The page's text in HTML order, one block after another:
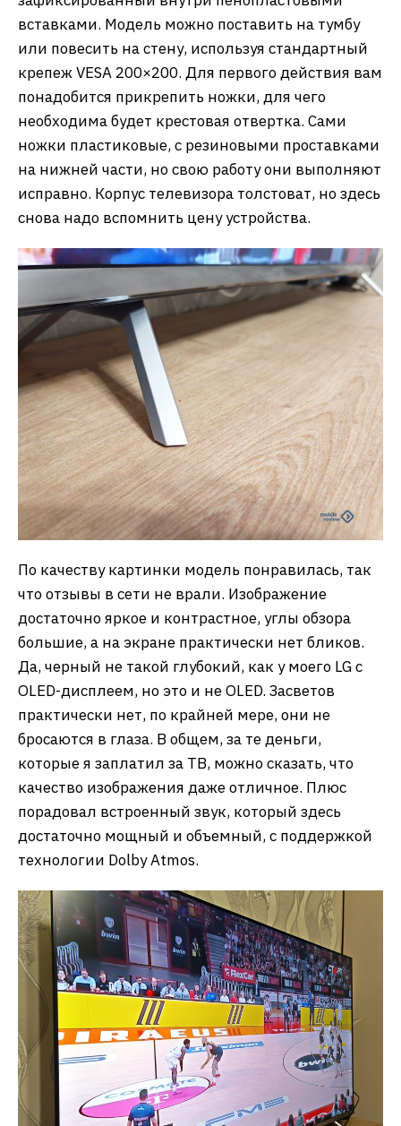
вставками. Модель можно поставить на тумбу
или повесить на стену, используя стандартный
крепеж VESA 200×200. Для первого действия вам
понадобится прикрепить ножки, для чего
необходима будет крестовая отвертка. Сами
ножки пластиковые, с резиновыми проставками
на нижней части, но свою работу они выполняют
исправно. Корпус телевизора толстоват, но здесь
снова надо вспомнить цену устройства.
По качеству картинки модель понравилась, так
что отзывы в сети не врали. Изображение
достаточно яркое и контрастное, углы обзора
большие, а на экране практически нет бликов.
Да, черный не такой глубокий, как у моего LG c
OLED-дисплеем, но это и не OLED. Засветов
практически нет, по крайней мере, они не
бросаются в глаза. В общем, за те деньги,
которые я заплатил за ТВ, можно сказать, что
качество изображения даже отличное. Плюс
порадовал встроенный звук, который здесь
достаточно мощный и объемный, с поддержкой
технологии Dolby Atmos.